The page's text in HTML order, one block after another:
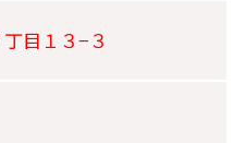
目１３−３